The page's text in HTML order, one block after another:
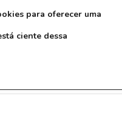
para oferecer uma
ciente dessa